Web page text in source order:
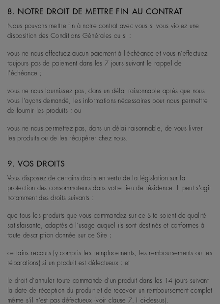
8. NOTRE DROIT DE METTRE FIN AU CONTRAT
Nous pouvons mettre fin à notre contrat avec vous si vous violez une
disposition des Conditions Générales ou si :
vous ne nous effectuez aucun paiement à l'échéance et vous n'effectuez
toujours pas de paiement dans les 7 jours suivant le rappel de
l'échéance ;
vous ne nous fournissez pas, dans un délai raisonnable après que nous
vous l'ayons demandé, les informations nécessaires pour nous permettre
de fournir les produits ; ou
vous ne nous permettez pas, dans un délai raisonnable, de vous livrer
les produits ou de les récupérer chez nous.
9. VOS DROITS
Vous disposez de certains droits en vertu de la législation sur la
protection des consommateurs dans votre lieu de résidence. Il peut s'agir
notamment des droits suivants :
que tous les produits que vous commandez sur ce Site soient de qualité
satisfaisante, adaptés à l'usage auquel ils sont destinés et conformes à
toute description donnée sur ce Site ;
certains recours (y compris les remplacements, les remboursements ou les
réparations) si un produit est défectueux ; et
le droit d'annuler toute commande d'un produit dans les 14 jours suivant
la date de réception du produit et de recevoir un remboursement complet
même s'il n'est pas défectueux (voir clause 7.1 ci-dessus).